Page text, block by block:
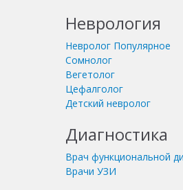
Неврология
Невролог Популярное
Сомнолог
Вегетолог
Цефалголог
Детский невролог
Диагностика
Врач функциональной
Врачи УЗИ